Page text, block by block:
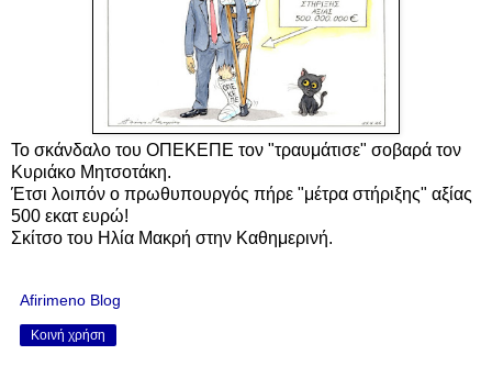
Το σκάνδαλο του ΟΠΕΚΕΠΕ τον "τραυμάτισε" σοβαρά τον
Κυριάκο Μητσοτάκη.
Έτσι λοιπόν ο πρωθυπουργός πήρε "μέτρα στήριξης" αξίας
500 εκατ ευρώ!
Σκίτσο του Ηλία Μακρή στην Καθημερινή.
Afirimeno Blog
Κοινή χρήση